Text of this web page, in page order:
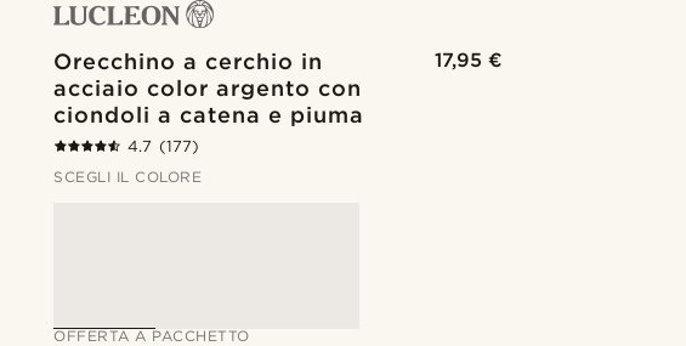
Orecchino a cerchio in
acciaio color argento con
ciondoli a catena e piuma
17,95 €
4.7 (177)
SCEGLI IL COLORE
OFFERTA A PACCHETTO